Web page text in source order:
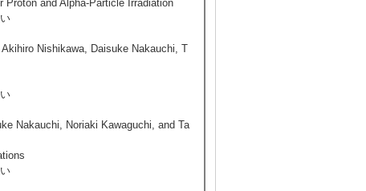
and Alpha-Particle Irradiation
Nishikawa, Daisuke Nakauchi, T
Nakauchi, Noriaki Kawaguchi, and Ta